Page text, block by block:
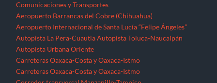
Comunicaciones y Transportes
Aeropuerto Barrancas del Cobre (Chihuahua)
Aeropuerto Internacional de Santa Lucía “Felipe Ángeles”
Autopista La Pera-Cuautla Autopista Toluca-Naucalpán
Autopista Urbana Oriente
Carreteras Oaxaca-Costa y Oaxaca-Istmo
Carreteras Oaxaca-Costa y Oaxaca-Istmo